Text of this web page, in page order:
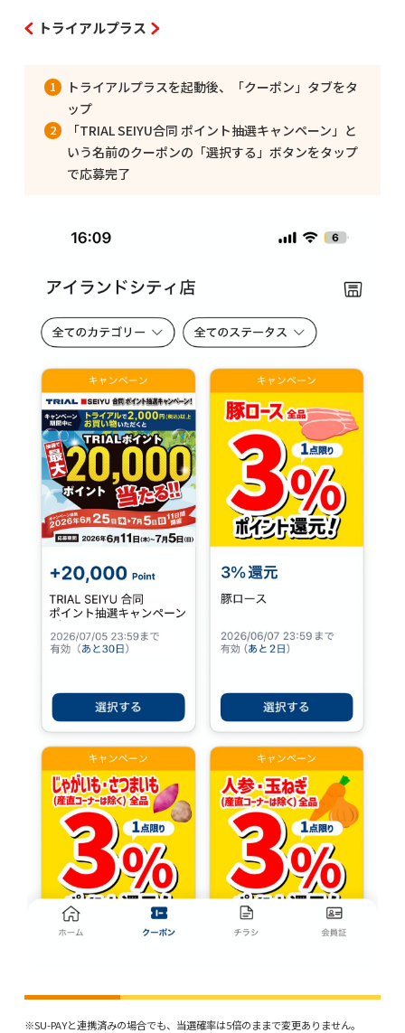
トライアルプラス
トライアルプラスを起動後、「クーポン」タブをタ
ップ
「TRIAL SEIYU合同 ポイント抽選キャンペーン」と
いう名前のクーポンの「選択する」ボタンをタップ
で応募完了
※SU-PAYと連携済みの場合でも、当選確率は5倍のままで変更ありません。